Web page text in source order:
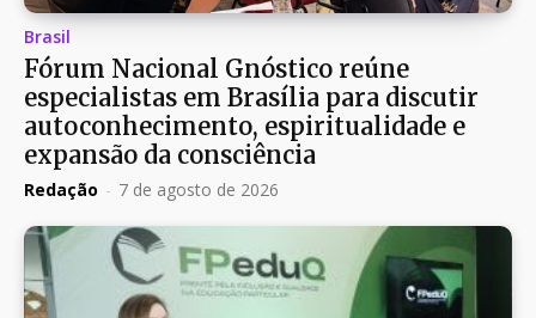
Brasil
Fórum Nacional Gnóstico reúne
especialistas em Brasília para discutir
autoconhecimento, espiritualidade e
expansão da consciência
Redação - 7 de agosto de 2026